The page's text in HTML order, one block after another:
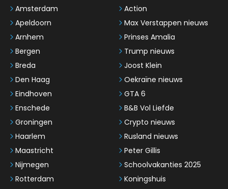
Amsterdam
Apeldoorn
Arnhem
Bergen
Breda
Den Haag
Eindhoven
Enschede
Groningen
Haarlem
Maastricht
Nijmegen
Rotterdam
Action
Max Verstappen nieuws
Prinses Amalia
Trump nieuws
Joost Klein
Oekraïne nieuws
GTA 6
B&B Vol Liefde
Crypto nieuws
Rusland nieuws
Peter Gillis
Schoolvakanties 2025
Koningshuis